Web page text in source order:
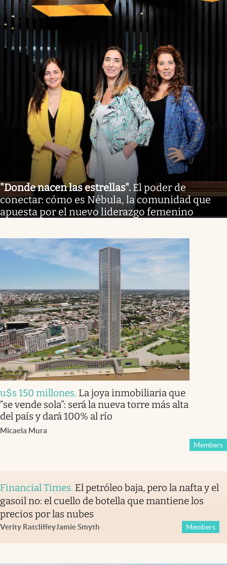
"Donde nacen las estrellas". El poder de
conectar: cómo es Nébula, la comunidad que
apuesta por el nuevo liderazgo femenino
u$s 150 millones. La joya inmobiliaria que
“se vende sola”: será la nueva torre más alta
del país y dará 100% al río
Micaela Mura
Members
Financial Times. El petróleo baja, pero la nafta y el
gasoil no: el cuello de botella que mantiene los
precios por las nubes
Verity RatcliffeyJamie Smyth Members